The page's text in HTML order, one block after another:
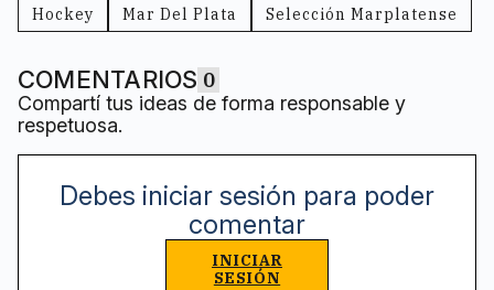
Hockey Mar Del Plata Selección Marplatense
COMENTARIOS 0
Compartí tus ideas de forma responsable y
respetuosa.
Debes iniciar sesión para poder
comentar
INICIAR
SESIÓN